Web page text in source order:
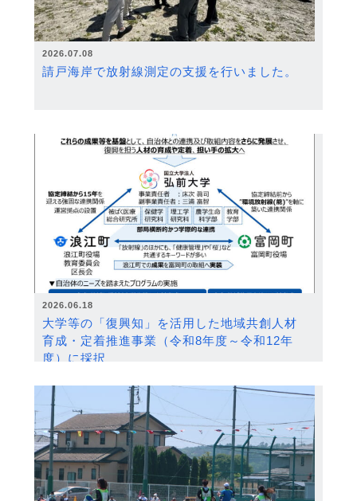
2026.07.08
請戸海岸で放射線測定の支援を行いました。
2026.06.18
大学等の「復興知」を活用した地域共創人材
育成・定着推進事業（令和8年度～令和12年
度）に採択